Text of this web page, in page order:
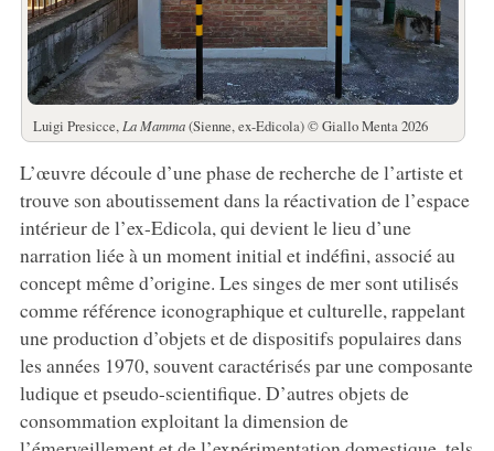
Luigi Presicce, La Mamma(Sienne, ex-Edicola) © Giallo Menta 2026
L’œuvre découle d’une phase de recherche de l’artiste et
trouve son aboutissement dans la réactivation de l’espace
intérieur de l’ex-Edicola, qui devient le lieu d’une
narration liée à un moment initial et indéfini, associé au
concept même d’origine. Les singes de mer sont utilisés
comme référence iconographique et culturelle, rappelant
une production d’objets et de dispositifs populaires dans
les années 1970, souvent caractérisés par une composante
ludique et pseudo-scientifique. D’autres objets de
consommation exploitant la dimension de